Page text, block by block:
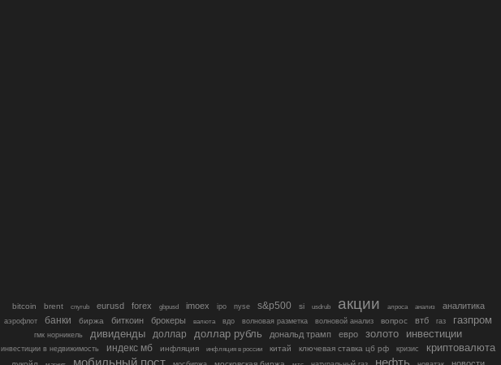
bitcoin brent cnyrub eurusd forex gbpusd imoex ipo nyse s&p500 si usdrub акции алроса анализ аналитика
аэрофлот банки биржа биткоин брокеры валюта вдо волновая разметка волновой анализ вопрос втб газ газпром
гмк норникель дивиденды доллар доллар рубль дональд трамп евро золото инвестиции
инвестиции в недвижимость индекс мб инфляция инфляция в россии китай ключевая ставка цб рф кризис криптовалюта